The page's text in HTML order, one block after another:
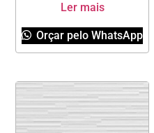
Ler mais
Orçar pelo WhatsApp